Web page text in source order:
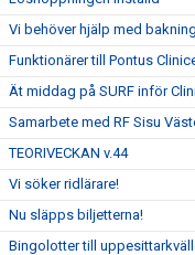
Vi behöver hjälp med
Funktionärer till Pontus
Ät middag på SURF inför
Samarbete med RF Sisu
TEORIVECKAN v.44
Vi söker ridlärare!
Nu släpps biljetterna!
Bingolotter till